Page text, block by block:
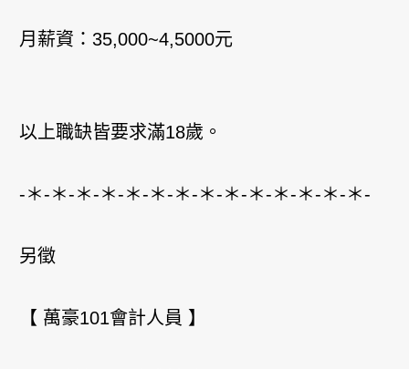
月薪資：35,000~4,5000元
以上職缺皆要求滿18歲。
-＊-＊-＊-＊-＊-＊-＊-＊-＊-＊-＊-＊-＊-＊-
另徵
【 萬豪101會計人員 】